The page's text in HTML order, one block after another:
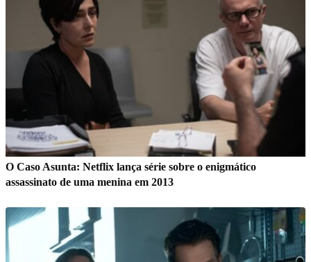
O Caso Asunta: Netflix lança série sobre o enigmático
assassinato de uma menina em 2013